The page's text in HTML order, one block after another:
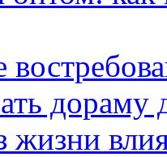
дораму
жизни